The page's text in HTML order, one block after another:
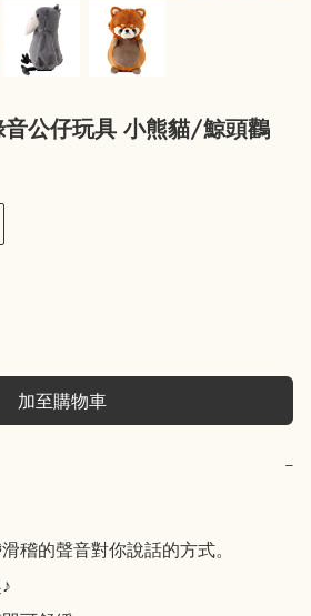
音公仔玩具 小熊貓/鯨頭鸛
加至購物車
−
稽的聲音對你說話的方式。